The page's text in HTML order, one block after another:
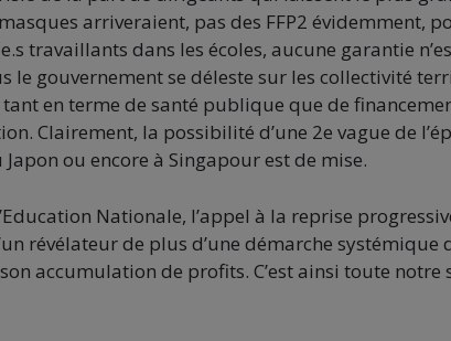
arriveraient, pas des FFP2 évidemment,
travaillants dans les écoles, aucune garantie
le gouvernement se déleste sur les collectivité
en terme de santé publique que de
Clairement, la possibilité d’une 2e vague de
ou encore à Singapour est de mise.
Nationale, l’appel à la reprise
révélateur de plus d’une démarche
accumulation de profits. C’est ainsi toute notre